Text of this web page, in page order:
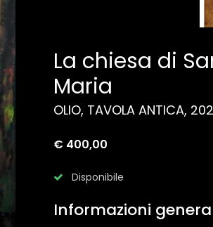
La chiesa di
Maria
OLIO, TAVOLA ANTICA,
€ 400,00
Disponibile
Informazioni